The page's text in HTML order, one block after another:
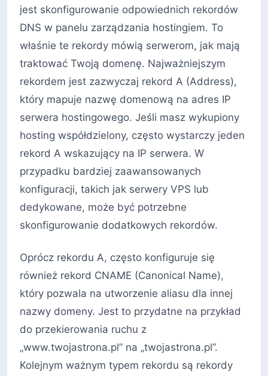
jest skonfigurowanie odpowiednich rekordów
DNS w panelu zarządzania hostingiem. To
właśnie te rekordy mówią serwerom, jak mają
traktować Twoją domenę. Najważniejszym
rekordem jest zazwyczaj rekord A (Address),
który mapuje nazwę domenową na adres IP
serwera hostingowego. Jeśli masz wykupiony
hosting współdzielony, często wystarczy jeden
rekord A wskazujący na IP serwera. W
przypadku bardziej zaawansowanych
konfiguracji, takich jak serwery VPS lub
dedykowane, może być potrzebne
skonfigurowanie dodatkowych rekordów.
Oprócz rekordu A, często konfiguruje się
również rekord CNAME (Canonical Name),
który pozwala na utworzenie aliasu dla innej
nazwy domeny. Jest to przydatne na przykład
do przekierowania ruchu z
„www.twojastrona.pl” na „twojastrona.pl”.
Kolejnym ważnym typem rekordu są rekordy